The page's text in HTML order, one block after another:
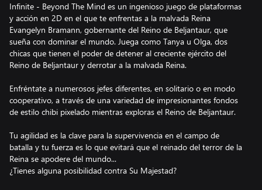
Infinite - Beyond The Mind es un ingenioso juego de plataformas
y acción en 2D en el que te enfrentas a la malvada Reina
Evangelyn Bramann, gobernante del Reino de Beljantaur, que
sueña con dominar el mundo. Juega como Tanya u Olga, dos
chicas que tienen el poder de detener al creciente ejército del
Reino de Beljantaur y derrotar a la malvada Reina.
Enfréntate a numerosos jefes diferentes, en solitario o en modo
cooperativo, a través de una variedad de impresionantes fondos
de estilo chibi pixelado mientras exploras el Reino de Beljantaur.
Tu agilidad es la clave para la supervivencia en el campo de
batalla y tu fuerza es lo que evitará que el reinado del terror de la
Reina se apodere del mundo...
¿Tienes alguna posibilidad contra Su Majestad?